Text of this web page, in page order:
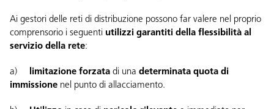
Ai gestori delle reti di distribuzione possono far valere nel proprio
comprensorio i seguenti utilizzi garantiti della flessibilità al
servizio della rete:
a) limitazione forzata di una determinata quota di
immissione nel punto di allacciamento.